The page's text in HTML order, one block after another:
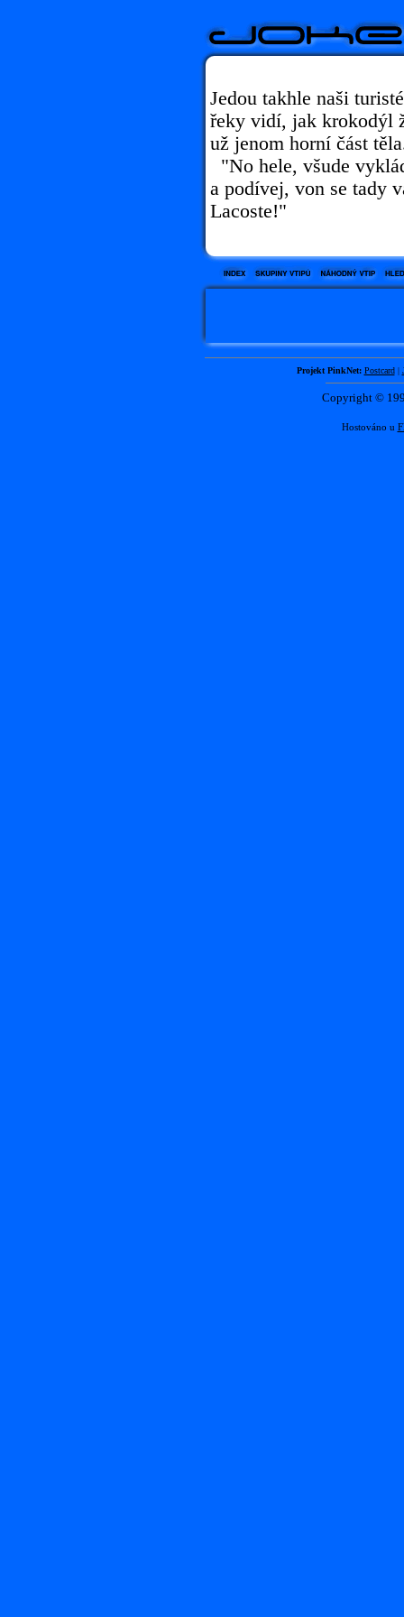
Jedou takhle naši
řeky vidí, jak krokodýl
už jenom horní část
"No hele, všude
a podívej, von se tady
Lacoste!"
Projekt PinkNet: Postcard|
Copyright ©
Hostováno u